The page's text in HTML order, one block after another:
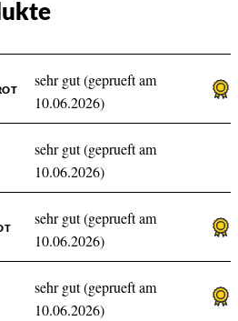
sehr gut (geprueft am
10.06.2026)
sehr gut (geprueft am
10.06.2026)
sehr gut (geprueft am
10.06.2026)
sehr gut (geprueft am
10.06.2026)